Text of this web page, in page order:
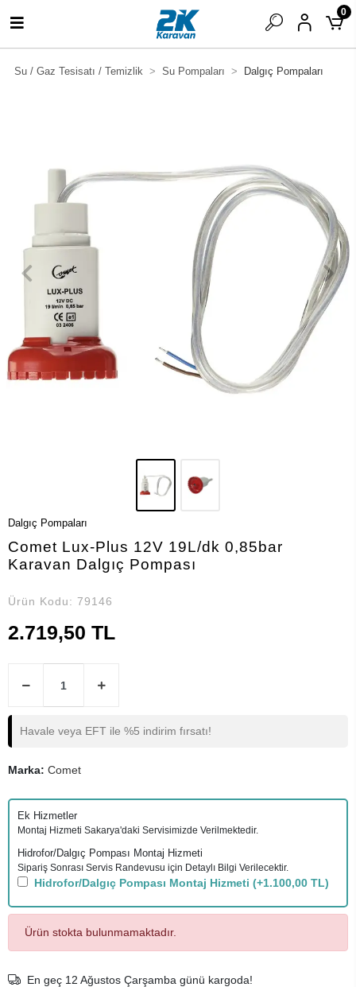
0
Su / Gaz Tesisatı / Temizlik Su Pompaları Dalgıç Pompaları
Dalgıç Pompaları
Comet Lux-Plus 12V 19L/dk 0,85bar
Karavan Dalgıç Pompası
Ürün Kodu: 79146
2.719,50 TL
Havale veya EFT ile %5 indirim fırsatı!
Marka: Comet
Ek Hizmetler
Montaj Hizmeti Sakarya'daki Servisimizde Verilmektedir.
Hidrofor/Dalgıç Pompası Montaj Hizmeti
Sipariş Sonrası Servis Randevusu için Detaylı Bilgi Verilecektir.
Hidrofor/Dalgıç Pompası Montaj Hizmeti (+1.100,00 TL)
Ürün stokta bulunmamaktadır.
En geç 12 Ağustos Çarşamba günü kargoda!